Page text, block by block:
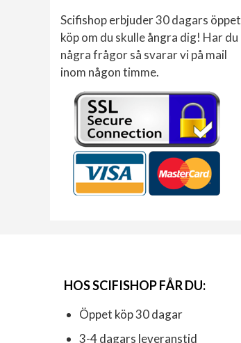
Scifishop erbjuder 30 dagars öppet
köp om du skulle ångra dig! Har du
några frågor så svarar vi på mail
inom någon timme.
HOS SCIFISHOP FÅR DU:
Öppet köp 30 dagar
3-4 dagars leveranstid